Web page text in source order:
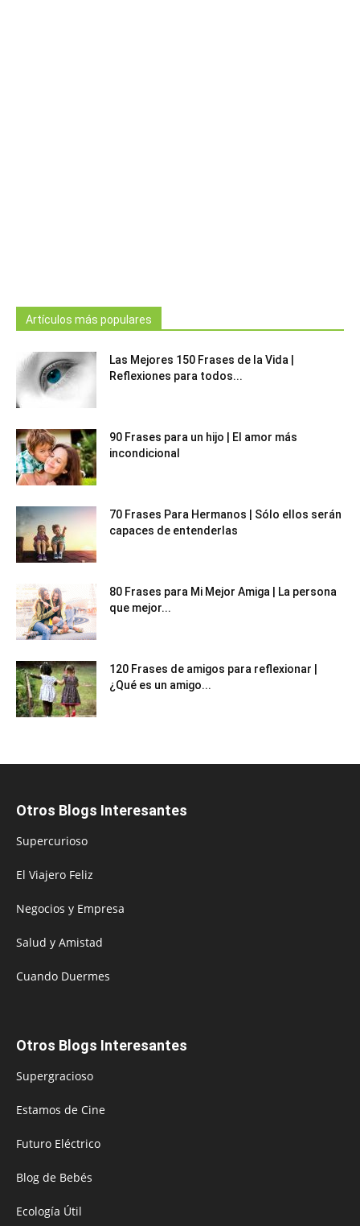
Artículos más populares
Las Mejores 150 Frases de la Vida |
Reflexiones para todos...
90 Frases para un hijo | El amor más
incondicional
70 Frases Para Hermanos | Sólo ellos serán
capaces de entenderlas
80 Frases para Mi Mejor Amiga | La persona
que mejor...
120 Frases de amigos para reflexionar |
¿Qué es un amigo...
Otros Blogs Interesantes
Supercurioso
El Viajero Feliz
Negocios y Empresa
Salud y Amistad
Cuando Duermes
Otros Blogs Interesantes
Supergracioso
Estamos de Cine
Futuro Eléctrico
Blog de Bebés
Ecología Útil